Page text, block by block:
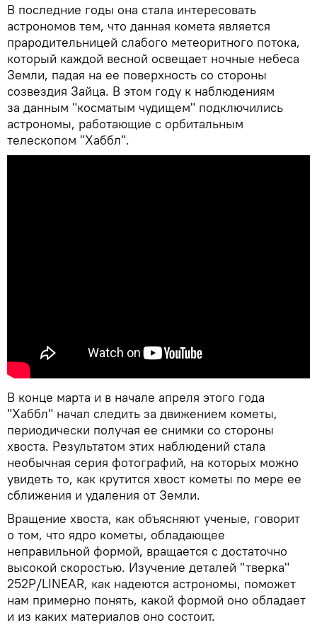
В последние годы она стала интересовать
астрономов тем, что данная комета является
прародительницей слабого метеоритного потока,
который каждой весной освещает ночные небеса
Земли, падая на ее поверхность со стороны
созвездия Зайца. В этом году к наблюдениям
за данным "косматым чудищем" подключились
астрономы, работающие с орбитальным
телескопом "Хаббл".
В конце марта и в начале апреля этого года
"Хаббл" начал следить за движением кометы,
периодически получая ее снимки со стороны
хвоста. Результатом этих наблюдений стала
необычная серия фотографий, на которых можно
увидеть то, как крутится хвост кометы по мере ее
сближения и удаления от Земли.
Вращение хвоста, как объясняют ученые, говорит
о том, что ядро кометы, обладающее
неправильной формой, вращается с достаточно
высокой скоростью. Изучение деталей "тверка"
252P/LINEAR, как надеются астрономы, поможет
нам примерно понять, какой формой оно обладает
и из каких материалов оно состоит.